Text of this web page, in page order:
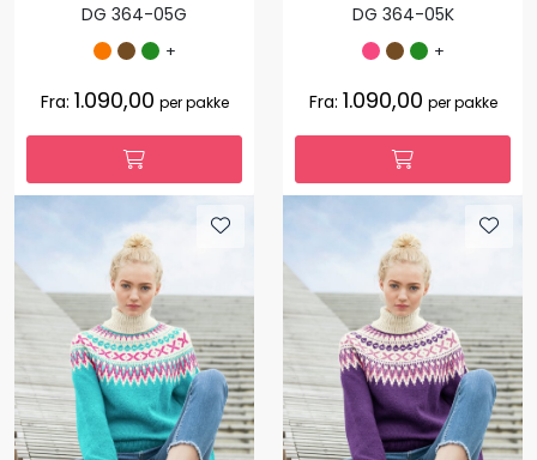
DG 364-05G
+
Fra: 1.090,00 per pakke
DG 364-05K
+
Fra: 1.090,00 per pakke